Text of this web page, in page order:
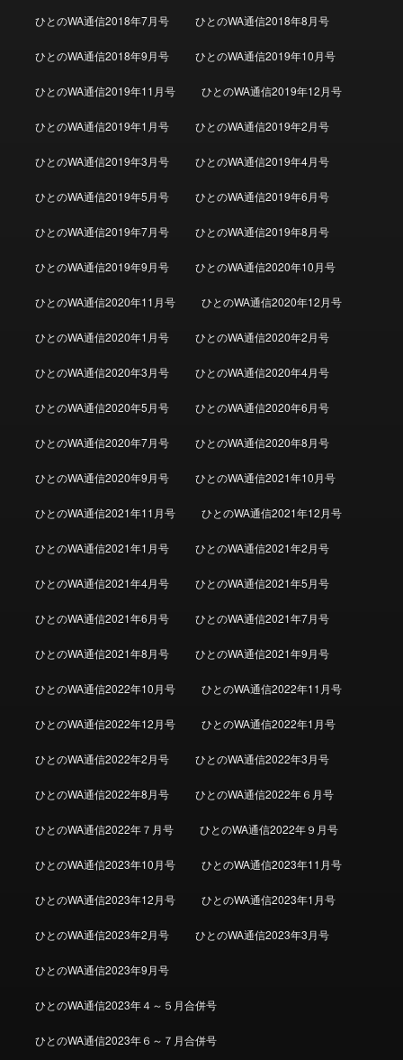
ひとのWA通信2018年7月号 ひとのWA通信2018年8月号
ひとのWA通信2018年9月号 ひとのWA通信2019年10月号
ひとのWA通信2019年11月号 ひとのWA通信2019年12月号
ひとのWA通信2019年1月号 ひとのWA通信2019年2月号
ひとのWA通信2019年3月号 ひとのWA通信2019年4月号
ひとのWA通信2019年5月号 ひとのWA通信2019年6月号
ひとのWA通信2019年7月号 ひとのWA通信2019年8月号
ひとのWA通信2019年9月号 ひとのWA通信2020年10月号
ひとのWA通信2020年11月号 ひとのWA通信2020年12月号
ひとのWA通信2020年1月号 ひとのWA通信2020年2月号
ひとのWA通信2020年3月号 ひとのWA通信2020年4月号
ひとのWA通信2020年5月号 ひとのWA通信2020年6月号
ひとのWA通信2020年7月号 ひとのWA通信2020年8月号
ひとのWA通信2020年9月号 ひとのWA通信2021年10月号
ひとのWA通信2021年11月号 ひとのWA通信2021年12月号
ひとのWA通信2021年1月号 ひとのWA通信2021年2月号
ひとのWA通信2021年4月号 ひとのWA通信2021年5月号
ひとのWA通信2021年6月号 ひとのWA通信2021年7月号
ひとのWA通信2021年8月号 ひとのWA通信2021年9月号
ひとのWA通信2022年10月号 ひとのWA通信2022年11月号
ひとのWA通信2022年12月号 ひとのWA通信2022年1月号
ひとのWA通信2022年2月号 ひとのWA通信2022年3月号
ひとのWA通信2022年8月号 ひとのWA通信2022年６月号
ひとのWA通信2022年７月号 ひとのWA通信2022年９月号
ひとのWA通信2023年10月号 ひとのWA通信2023年11月号
ひとのWA通信2023年12月号 ひとのWA通信2023年1月号
ひとのWA通信2023年2月号 ひとのWA通信2023年3月号
ひとのWA通信2023年9月号
ひとのWA通信2023年４～５月合併号
ひとのWA通信2023年６～７月合併号